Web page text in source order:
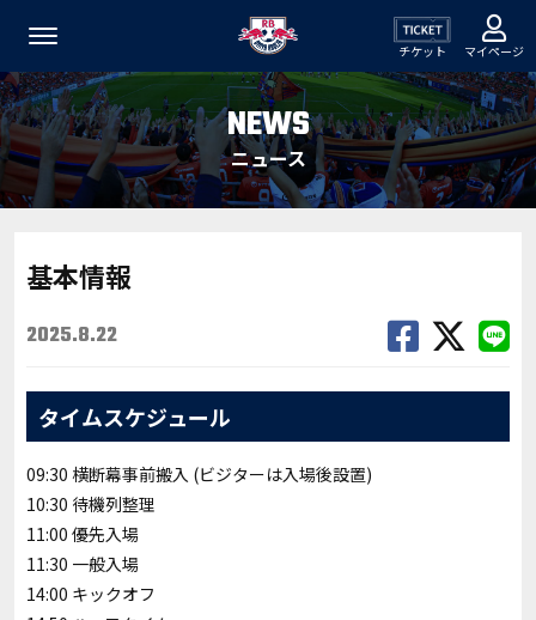
チケット マイページ
NEWS
ニュース
基本情報
2025.8.22
タイムスケジュール
09:30 横断幕事前搬入 (ビジターは入場後設置)
10:30 待機列整理
11:00 優先入場
11:30 一般入場
14:00 キックオフ